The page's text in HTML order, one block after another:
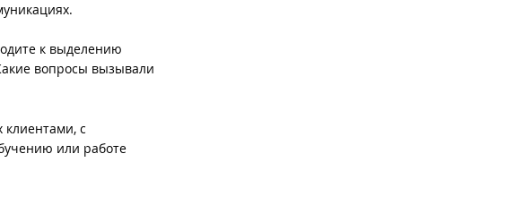
к выделению
вопросы вызывали
с
или работе